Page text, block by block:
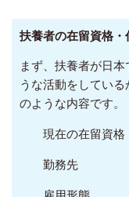
扶養者の在留資格・
まず、扶養者が日
うな活動をしてい
のような内容です。
現在の在留資格
勤務先